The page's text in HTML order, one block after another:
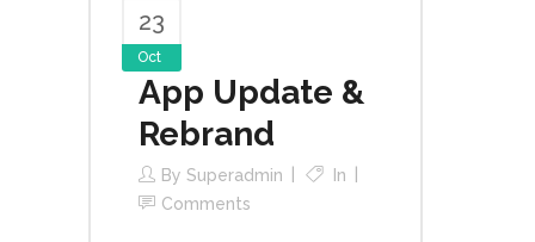
23
Oct
App Update &
Rebrand
By Superadmin
In
Comments